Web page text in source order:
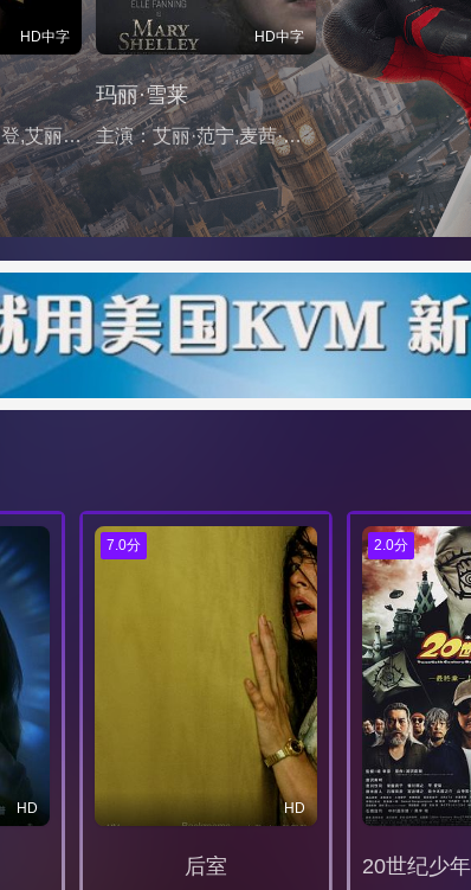
HD中字
主演：哈维尔·巴登,艾丽·范宁,布兰卡·卡蒂奇,萨尔玛·海耶克,迪米特里斯·安德里亚斯,Katia Mullova-Brind,米莲娜·柴特克,Debora Weston,Aaron Joshua,Sabina Cameron,格里芬·史蒂文斯,劳拉·琳妮,Catherine Levi,Ruth Keeling,Olan Montgomery,科里·彼得森,戴维娜·西塔拉姆
HD中字
玛丽·雪莱
主演：艾丽·范宁,麦茜·威廉姆斯,道格拉斯·布斯,斯蒂芬·迪兰,汤姆·斯图里奇,琼安·弗洛加特,蓓尔·波利,本·哈迪,休·奥康纳
HD
7.0分
HD
后室
2.0分